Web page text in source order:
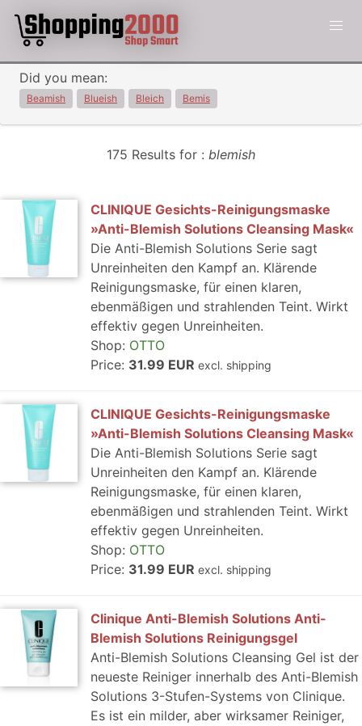
Did you mean:
Beamish Blueish Bleich Bemis
175 Results for : blemish
CLINIQUE Gesichts-Reinigungsmaske
»Anti-Blemish Solutions Cleansing Mask«
Die Anti-Blemish Solutions Serie sagt
Unreinheiten den Kampf an. Klärende
Reinigungsmaske, für einen klaren,
ebenmäßigen und strahlenden Teint. Wirkt
effektiv gegen Unreinheiten.
Shop: OTTO
Price: 31.99 EUR excl. shipping
CLINIQUE Gesichts-Reinigungsmaske
»Anti-Blemish Solutions Cleansing Mask«
Die Anti-Blemish Solutions Serie sagt
Unreinheiten den Kampf an. Klärende
Reinigungsmaske, für einen klaren,
ebenmäßigen und strahlenden Teint. Wirkt
effektiv gegen Unreinheiten.
Shop: OTTO
Price: 31.99 EUR excl. shipping
Clinique Anti-Blemish Solutions Anti-
Blemish Solutions Reinigungsgel
Anti-Blemish Solutions Cleansing Gel ist der
neueste Reiniger innerhalb des Anti-Blemish
Solutions 3-Stufen-Systems von Clinique.
Es ist ein milder, aber wirksamer Reiniger,